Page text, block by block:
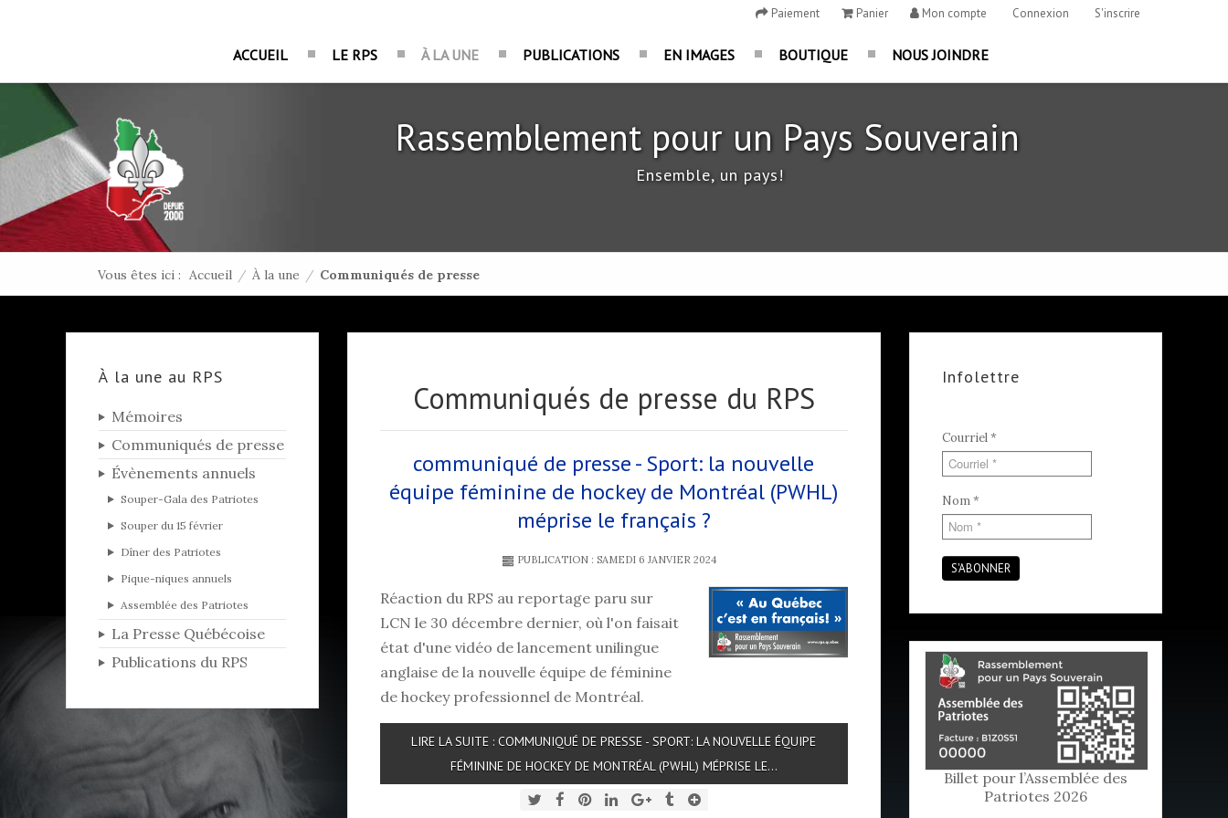
Paiement Panier Mon compte Connexion S'inscrire
ACCUEIL LE RPS À LA UNE PUBLICATIONS EN IMAGES BOUTIQUE NOUS JOINDRE
Rassemblement pour un Pays Souverain
Ensemble, un pays!
Vous êtes ici : Accueil / À la une / Communiqués de presse
À la une au RPS
Mémoires
Communiqués de presse
Évènements annuels
Souper-Gala des Patriotes
Souper du 15 février
Dîner des Patriotes
Pique-niques annuels
Assemblée des Patriotes
La Presse Québécoise
Publications du RPS
Communiqués de presse du RPS
communiqué de presse - Sport: la nouvelle
équipe féminine de hockey de Montréal (PWHL)
méprise le français ?
PUBLICATION : SAMEDI 6 JANVIER 2024
Réaction du RPS au reportage paru sur
LCN le 30 décembre dernier, où l'on faisait
état d'une vidéo de lancement unilingue
anglaise de la nouvelle équipe de féminine
de hockey professionnel de Montréal.
LIRE LA SUITE : COMMUNIQUÉ DE PRESSE - SPORT: LA NOUVELLE ÉQUIPE
FÉMININE DE HOCKEY DE MONTRÉAL (PWHL) MÉPRISE LE...
Infolettre
Courriel*
Nom*
S'ABONNER
Billet pour l’Assemblée des
Patriotes 2026